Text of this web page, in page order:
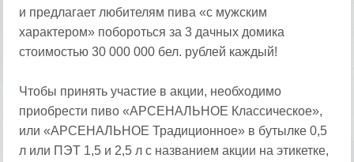
и предлагает любителям пива «с мужским
характером» побороться за 3 дачных домика
стоимостью 30 000 000 бел. рублей каждый!
Чтобы принять участие в акции, необходимо
приобрести пиво «АРСЕНАЛЬНОЕ Классическое»,
или «АРСЕНАЛЬНОЕ Традиционное» в бутылке 0,5
л или ПЭТ 1,5 и 2,5 л с названием акции на этикетке,